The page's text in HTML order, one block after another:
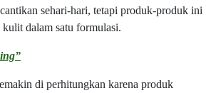
sehari-hari, tetapi produk-produk ini
dalam satu formulasi.
di perhitungkan karena produk